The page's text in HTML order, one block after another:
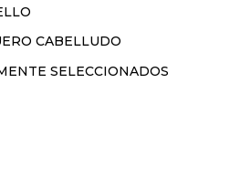
CABELLUDO
SELECCIONADOS